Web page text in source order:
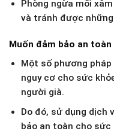
Phòng ngừa mối
và tránh được
Muốn đảm bảo an
Một số phương
nguy cơ cho sức
người già.
Do đó, sử dụng dịch
bảo an toàn cho sức